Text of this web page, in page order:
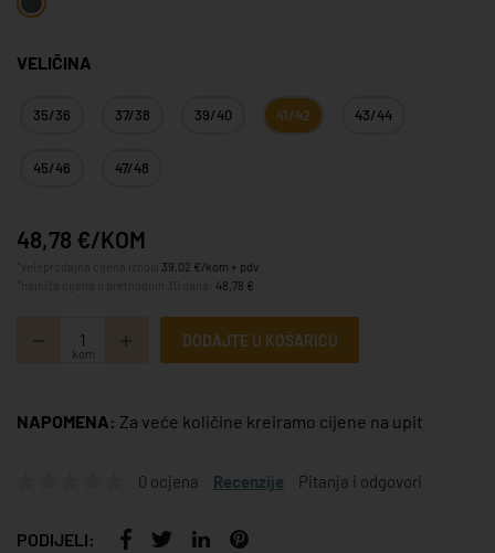
VELIČINA
35/36 37/38 39/40 41/42 43/44
45/46 47/48
48,78 €/KOM
39,02 €/kom + pdv
48,78 €
kom
DODAJTE U KOŠARICU
NAPOMENA: Za veće količine kreiramo cijene na upit
0 ocjena Recenzije Pitanja i odgovori
PODIJELI: